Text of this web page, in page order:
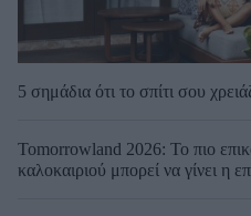
5 σημάδια ότι το σπίτι σου
Tomorrowland 2026: Το πιο
καλοκαιριού μπορεί να γίνει η